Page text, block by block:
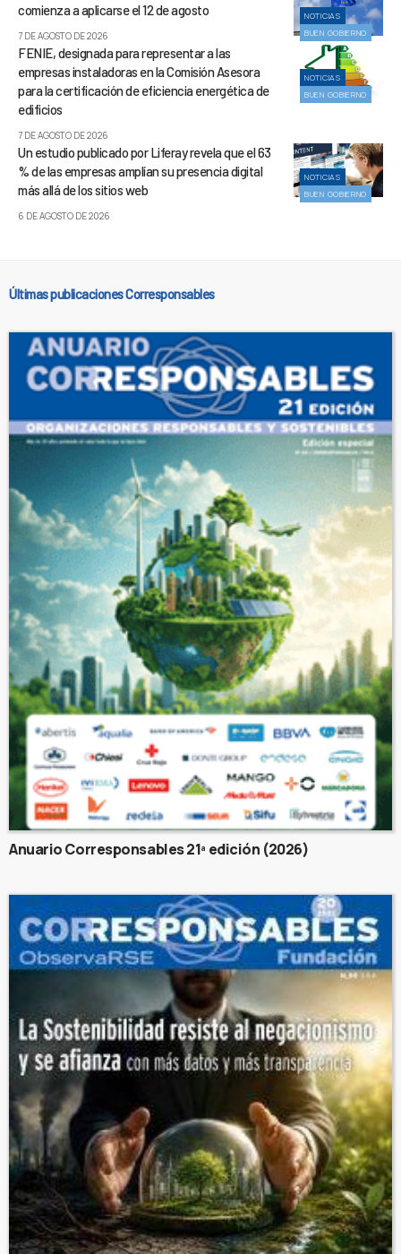
NOTICIAS
BUEN GOBIERNO
comienza a aplicarse el 12 de agosto
7 DE AGOSTO DE 2026
NOTICIAS
BUEN GOBIERNO
FENIE, designada para representar a las
empresas instaladoras en la Comisión Asesora
para la certificación de eficiencia energética de
edificios
7 DE AGOSTO DE 2026
NOTICIAS
BUEN GOBIERNO
Un estudio publicado por Liferay revela que el 63
% de las empresas amplían su presencia digital
más allá de los sitios web
6 DE AGOSTO DE 2026
Últimas publicaciones Corresponsables
Anuario Corresponsables 21ª edición (2026)